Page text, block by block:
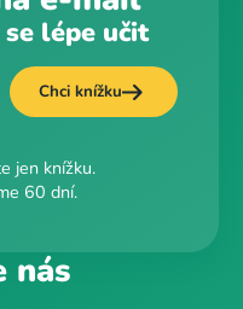
lépe učit
Chci knížku
jen knížku.
60 dní.
nás